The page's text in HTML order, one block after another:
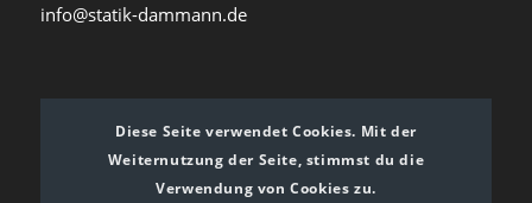
info@statik-dammann.de
BÜROZEITEN
Diese Seite verwendet Cookies. Mit der
Weiternutzung der Seite, stimmst du die
Verwendung von Cookies zu.